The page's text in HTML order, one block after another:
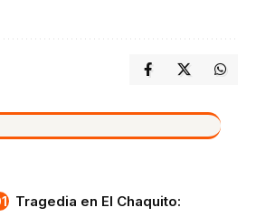
Tragedia en El Chaquito: